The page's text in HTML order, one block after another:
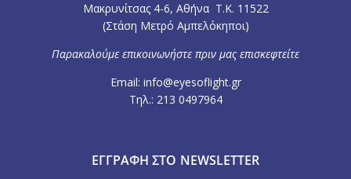
Μακρυνίτσας 4-6, Αθήνα Τ.Κ. 11522
(Στάση Μετρό Αμπελόκηποι)
Παρακαλούμε επικοινωνήστε πριν μας επισκεφτείτε
Email: info@eyesoflight.gr
Τηλ.: 213 0497964
ΕΓΓΡΑΦΉ ΣΤΟ NEWSLETTER